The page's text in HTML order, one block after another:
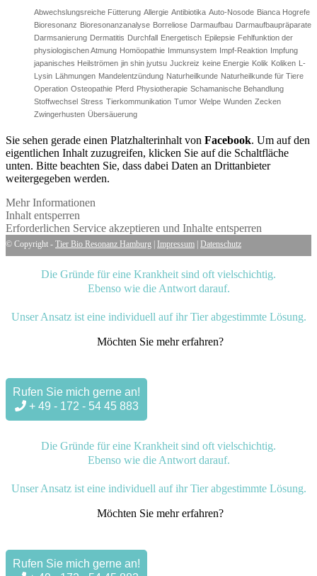
Abwechslungsreiche Fütterung Allergie Antibiotika Auto-Nosode Bianca Hogrefe
Bioresonanz Bioresonanzanalyse Borreliose Darmaufbau Darmaufbaupräparate
Darmsanierung Dermatitis Durchfall Energetisch Epilepsie Fehlfunktion der
physiologischen Atmung Homöopathie Immunsystem Impf-Reaktion Impfung
japanisches Heilströmen jin shin jyutsu Juckreiz keine Energie Kolik Koliken
L-
Lysin
Lähmungen Mandelentzündung Naturheilkunde Naturheilkunde für Tiere
Operation Osteopathie Pferd Physiotherapie Schamanische Behandlung
Stoffwechsel Stress Tierkommunikation Tumor Welpe Wunden Zecken
Zwingerhusten Übersäuerung
Sie sehen gerade einen Platzhalterinhalt von Facebook. Um auf den
eigentlichen Inhalt zuzugreifen, klicken Sie auf die Schaltfläche
unten. Bitte beachten Sie, dass dabei Daten an Drittanbieter
weitergegeben werden.
Mehr Informationen
Inhalt entsperren
Erforderlichen Service akzeptieren und Inhalte entsperren
© Copyright - Tier Bio Resonanz Hamburg Impressum Datenschutz
Die Gründe für eine Krankheit sind oft vielschichtig.
Ebenso wie die Antwort darauf.
Unser Ansatz ist eine individuell auf ihr Tier abgestimmte Lösung.
Möchten Sie mehr erfahren?
Rufen Sie mich gerne an!
+ 49 - 172 - 54 45 883
Die Gründe für eine Krankheit sind oft vielschichtig.
Ebenso wie die Antwort darauf.
Unser Ansatz ist eine individuell auf ihr Tier abgestimmte Lösung.
Möchten Sie mehr erfahren?
Rufen Sie mich gerne an!